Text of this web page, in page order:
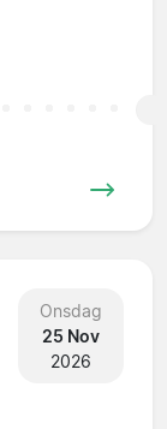
Onsdag
25 Nov
2026